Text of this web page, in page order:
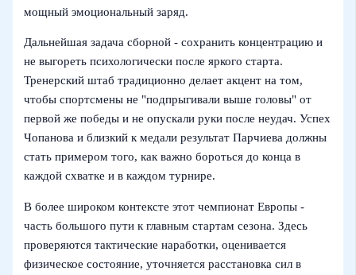
мощный эмоциональный заряд.
Дальнейшая задача сборной - сохранить концентрацию и
не выгореть психологически после яркого старта.
Тренерский штаб традиционно делает акцент на том,
чтобы спортсмены не "подпрыгивали выше головы" от
первой же победы и не опускали руки после неудач. Успех
Чопанова и близкий к медали результат Парчиева должны
стать примером того, как важно бороться до конца в
каждой схватке и в каждом турнире.
В более широком контексте этот чемпионат Европы -
часть большого пути к главным стартам сезона. Здесь
проверяются тактические наработки, оценивается
физическое состояние, уточняется расстановка сил в